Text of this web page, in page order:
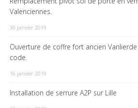
Valenciennes.
30 janvier 2019
Ouverture de coffre fort ancien
code.
16 janvier 2019
Installation de serrure A2P sur Lille